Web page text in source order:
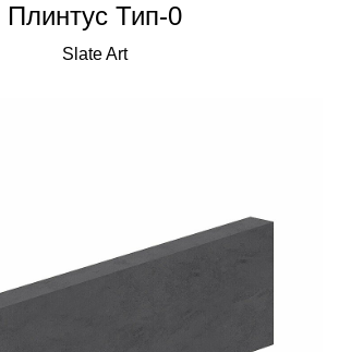
Плинтус Тип-0
Slate Art